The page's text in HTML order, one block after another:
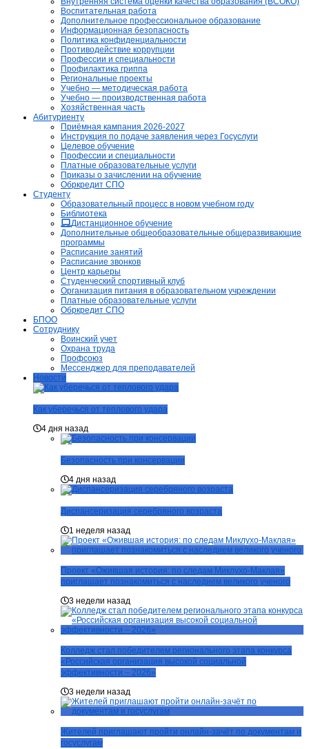
Воспитательная работа
Дополнительное профессиональное образование
Информационная безопасность
Политика конфиденциальности
Противодействие коррупции
Профессии и специальности
Профилактика гриппа
Региональные проекты
Учебно — методическая работа
Учебно — производственная работа
Хозяйственная часть
Абитуриенту
Приёмная кампания 2026-2027
Инструкция по подаче заявления через Госуслуги
Целевое обучение
Профессии и специальности
Платные образовательные услуги
Приказы о зачислении на обучение
Обркредит СПО
Студенту
Образовательный процесс в новом учебном году
Библиотека
Дистанционное обучение
Дополнительные общеобразовательные общеразвивающие
программы
Расписание занятий
Расписание звонков
Центр карьеры
Студенческий спортивный клуб
Организация питания в образовательном учреждении
Платные образовательные услуги
Обркредит СПО
БПОО
Сотруднику
Воинский учет
Охрана труда
Профсоюз
Мессенджер для преподавателей
Новости
Как уберечься от теплового удара
4 дня назад
Безопасность при консервации
4 дня назад
Диспансеризация серебряного возраста
1 неделя назад
Проект «Ожившая история: по следам Миклухо-Маклая»
приглашает познакомиться с наследием великого ученого
3 недели назад
Колледж стал победителем регионального этапа конкурса
«Российская организация высокой социальной
эффективности – 2026»
3 недели назад
Жителей приглашают пройти онлайн-зачёт по документам и
госуслугам